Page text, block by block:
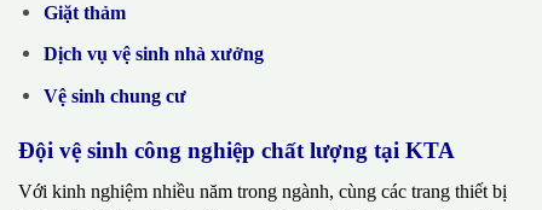
Giặt thảm
Dịch vụ vệ sinh nhà xưởng
Vệ sinh chung cư
Đội vệ sinh công nghiệp chất lượng tại KTA
Với kinh nghiệm nhiều năm trong ngành, cùng các trang thiết bị